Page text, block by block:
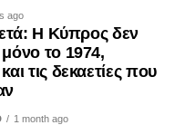
κρίκοι ενός
πλαισίου
ago
Η Κύπρος δεν
το 1974,
τις δεκαετίες που
1 month ago